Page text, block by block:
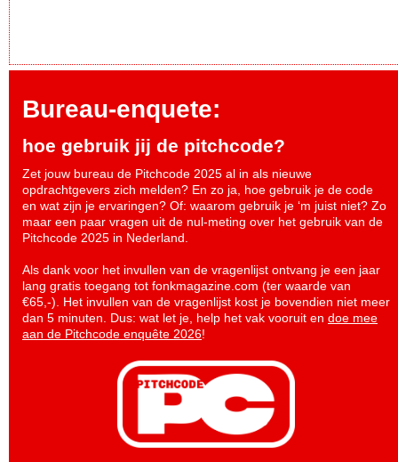
Bureau-enquete:
hoe gebruik jij de pitchcode?
Zet jouw bureau de Pitchcode 2025 al in als nieuwe
opdrachtgevers zich melden? En zo ja, hoe gebruik je de code
en wat zijn je ervaringen? Of: waarom gebruik je ‘m juist niet? Zo
maar een paar vragen uit de nul-meting over het gebruik van de
Pitchcode 2025 in Nederland.
Als dank voor het invullen van de vragenlijst ontvang je een jaar
lang gratis toegang tot fonkmagazine.com (ter waarde van
€65,-). Het invullen van de vragenlijst kost je bovendien niet meer
dan 5 minuten. Dus: wat let je, help het vak vooruit en doe mee
aan de Pitchcode enquête 2026!